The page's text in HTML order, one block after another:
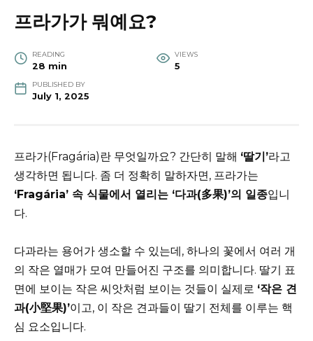
프라가가 뭐예요?
READING
28 min
VIEWS
5
PUBLISHED BY
July 1, 2025
프라가(Fragária)란 무엇일까요? 간단히 말해 ‘딸기’라고
생각하면 됩니다. 좀 더 정확히 말하자면, 프라가는
‘Fragária’ 속 식물에서 열리는 ‘다과(多果)’의 일종입니
다.
다과라는 용어가 생소할 수 있는데, 하나의 꽃에서 여러 개
의 작은 열매가 모여 만들어진 구조를 의미합니다. 딸기 표
면에 보이는 작은 씨앗처럼 보이는 것들이 실제로 ‘작은 견
과(小堅果)’이고, 이 작은 견과들이 딸기 전체를 이루는 핵
심 요소입니다.